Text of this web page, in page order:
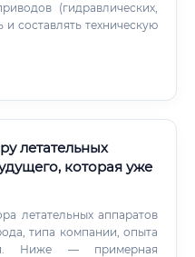
(гидравлических,
и составлять техническую
летательных
которая уже
летательных аппаратов
типа компании, опыта
Ниже — примерная